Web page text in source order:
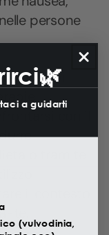
persone
disturbi
con il
o tramite
il contesto
te.
a guidarti
(vulvodinia,